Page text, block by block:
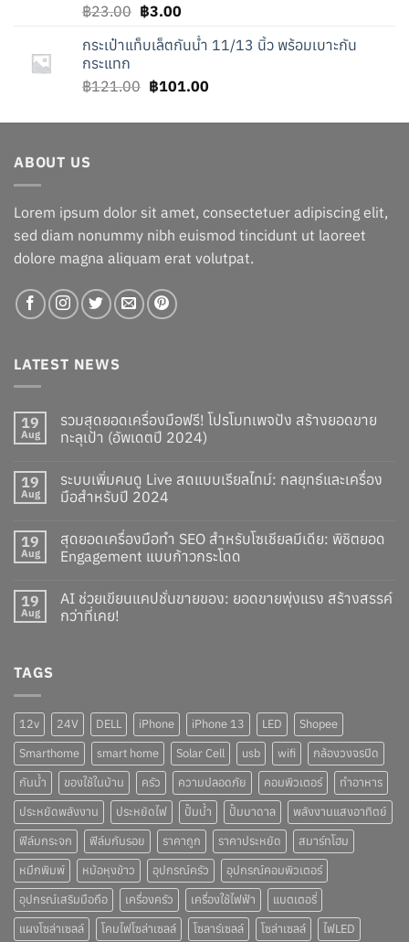
฿23.00 Original
was:
฿3.00Current
is:
กระเป๋าแท็บเล็ตกันน้ำ 11/13 นิ้ว พร้อมเบาะกัน
กระแทก
฿121.00 Original
was:
฿101.00Current
is:
ABOUT US
Lorem ipsum dolor sit amet, consectetuer adipiscing elit,
sed diam nonummy nibh euismod tincidunt ut laoreet
dolore magna aliquam erat volutpat.
LATEST NEWS
19
Aug
รวมสุดยอดเครื่องมือฟรี! โปรโมทเพจปัง สร้างยอดขาย
ทะลุเป้า (อัพเดตปี 2024)
19
Aug
ระบบเพิ่มคนดู Live สดแบบเรียลไทม์: กลยุทธ์และเครื่อง
มือสำหรับปี 2024
19
Aug
สุดยอดเครื่องมือทำ SEO สำหรับโซเชียลมีเดีย: พิชิตยอด
Engagement แบบก้าวกระโดด
19
Aug
AI ช่วยเขียนแคปชั่นขายของ: ยอดขายพุ่งแรง สร้างสรรค์
กว่าที่เคย!
TAGS
12v 24V DELL iPhone iPhone 13 LED
Shopee
Smarthome
smart home Solar Cell usb wifi
กล้องวงจรปิด
กันน้ำ
ของใช้ในบ้าน ครัว ความปลอดภัย คอมพิวเตอร์
ทำอาหาร
ประหยัดพลังงาน
ประหยัดไฟ ปั๊มน้ำ ปั๊มบาดาล
พลังงานแสงอาทิตย์
ฟิล์มกระจก
ฟิล์มกันรอย ราคาถูก ราคาประหยัด
สมาร์ทโฮม
หมึกพิมพ์
หม้อหุงข้าว อุปกรณ์ครัว
อุปกรณ์คอมพิวเตอร์
อุปกรณ์เสริมมือถือ
เครื่องครัว เครื่องใช้ไฟฟ้า
แบตเตอรี่
แผงโซล่าเซลล์
โคมไฟโซล่าเซลล์ โซลาร์เซลล์ โซล่าเซลล์ ไฟLED